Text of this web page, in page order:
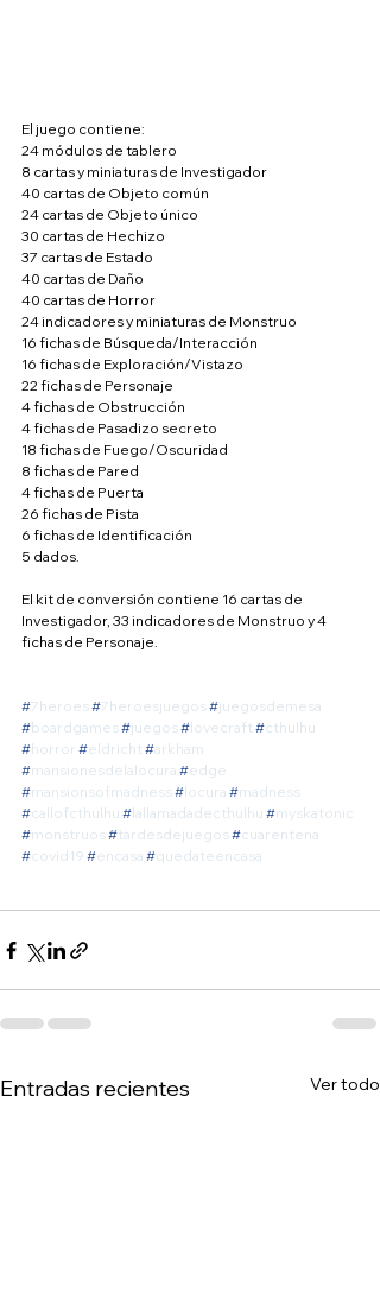
El juego contiene:
24 módulos de tablero
8 cartas y miniaturas de Investigador
40 cartas de Objeto común
24 cartas de Objeto único
30 cartas de Hechizo
37 cartas de Estado
40 cartas de Daño
40 cartas de Horror
24 indicadores y miniaturas de Monstruo
16 fichas de Búsqueda/Interacción
16 fichas de Exploración/Vistazo
22 fichas de Personaje
4 fichas de Obstrucción
4 fichas de Pasadizo secreto
18 fichas de Fuego/Oscuridad
8 fichas de Pared
4 fichas de Puerta
26 fichas de Pista
6 fichas de Identificación
5 dados.
El kit de conversión contiene 16 cartas de
Investigador, 33 indicadores de Monstruo y 4
fichas de Personaje.
#7heroes#7heroesjuegos#juegosdemesa
#boardgames#juegos#lovecraft #cthulhu
#horror #eldricht #arkham
#mansionesdelalocura #edge
#mansionsofmadness#locura #madness
#callofcthulhu #lallamadadecthulhu #myskatonic
#monstruos#tardesdejuegos#cuarentena
#covid19 #encasa #quedateencasa
Entradas recientes Ver todo